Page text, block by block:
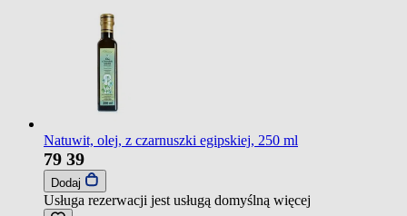
Natuwit, olej, z czarnuszki egipskiej, 250 ml
79 39
Dodaj
Usługa rezerwacji jest usługą domyślną więcej